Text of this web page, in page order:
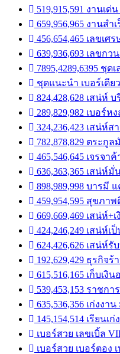
519,915,591 งานเ
659,956,965 งานส
456,654,465 เลขเ
639,936,693 เลขก
7895,4289,6395 ชุด
ชุดแนะนำ เบอร์เดีย
824,428,628 เสน่ห์
289,829,982 เบอร์
324,236,423 เสน่ห์
782,878,829 ตระกู
465,546,645 เจรจ
636,363,365 เสน่ห์มั่
898,989,998 บารมี
459,954,595 สุขภา
669,669,469 เสน่ห์
424,246,249 เสน่ห์
624,426,626 เสน่ห์
192,629,429 ธุรกิจ
615,516,165 เก็บเ
539,453,153 ราชก
635,536,356 เก่งง
145,154,514 เรียน
เบอร์สวย เลขเบิ้ล
เบอร์สวย เบอร์ตอง